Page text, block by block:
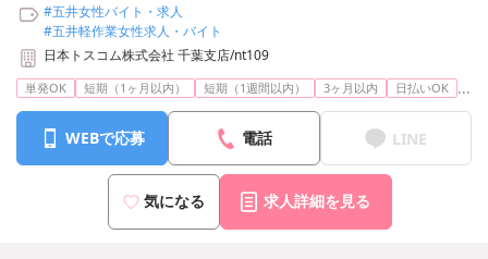
#五井女性バイト・求人
#五井軽作業女性求人・バイト
日本トスコム株式会社 千葉支店/nt109
単発OK 短期（1ヶ月以内） 短期（1週間以内） 3ヶ月以内 日払いOK ...
WEBで応募 電話 LINE
気になる 求人詳細を見る